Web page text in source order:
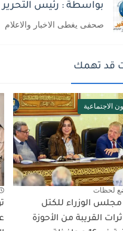
بواسطة : رئيس التحرير
صحفى يغطى الاخبار والاعلام
قد تهمك
الاجتماعية
لحظات
مجلس الوزراء للكتل
القريبة من الأحوزة